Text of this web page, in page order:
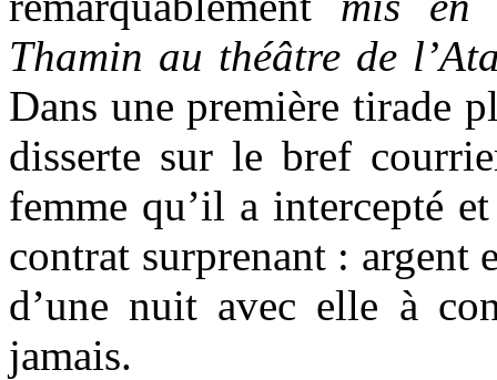
Thamin au théâtre de
Dans une première tirade
disserte sur le bref
femme qu’il a intercepté
contrat surprenant : argent
d’une nuit avec elle à
jamais.